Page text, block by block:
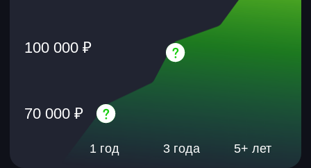
кода и разработчиков
от 5 417 ₽
платите в месяц при
рассрочке на 12 мес.